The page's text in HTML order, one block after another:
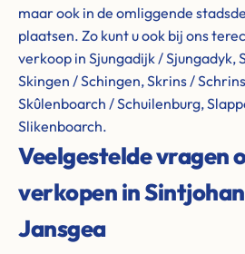
maar ook in de omliggende
plaatsen. Zo kunt u ook bij ons
verkoop in Sjungadijk / Sjungadyk,
Skingen / Schingen, Skrins /
Skûlenboarch / Schuilenburg,
Slikenboarch.
Veelgestelde vragen
verkopen in
Jansgea